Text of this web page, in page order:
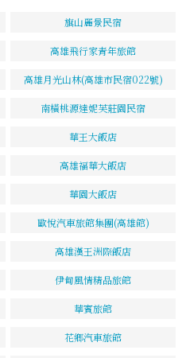
旗山麗景民宿
高雄飛行家青年旅館
高雄月光山林(高雄市民宿022號)
南橫桃源達妮芙莊園民宿
華王大飯店
高雄福華大飯店
華園大飯店
歐悅汽車旅館集團(高雄館)
高雄漢王洲際飯店
伊甸風情精品旅館
華賓旅館
花鄉汽車旅館